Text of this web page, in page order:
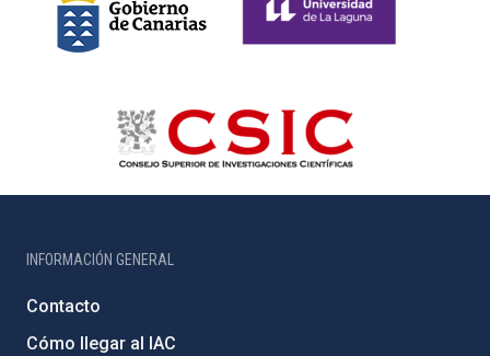
INFORMACIÓN GENERAL
Contacto
Cómo llegar al IAC